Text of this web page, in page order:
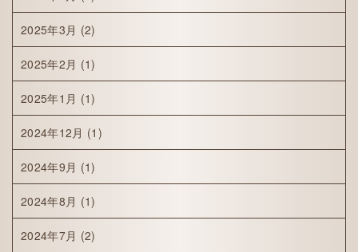
2025年3月 (2)
2025年2月 (1)
2025年1月 (1)
2024年12月 (1)
2024年9月 (1)
2024年8月 (1)
2024年7月 (2)